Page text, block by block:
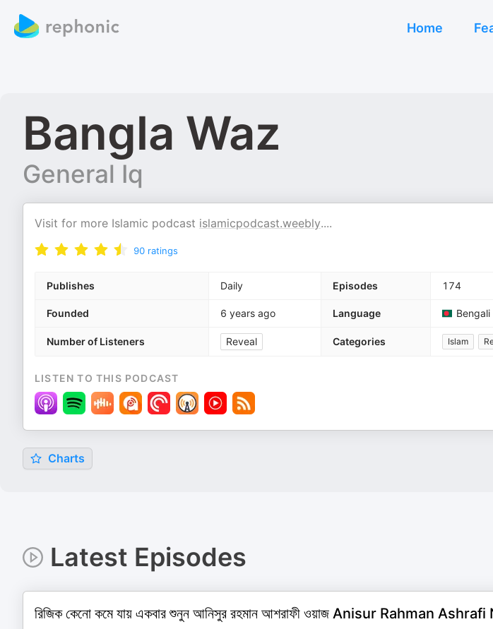
Home
Bangla Waz
General Iq
Visit for more Islamic podcast islamicpodcast.weebly....
90 ratings
Publishes Daily Episodes 174
Founded 6 years ago Language Bengali
Number of Listeners Reveal Categories Islam
LISTEN TO THIS PODCAST
Charts
Latest Episodes
রিজিক কেনো কমে যায় একবার শুনুন আনিসুর রহমান আশরাফী ওয়াজ Anisur Rahman